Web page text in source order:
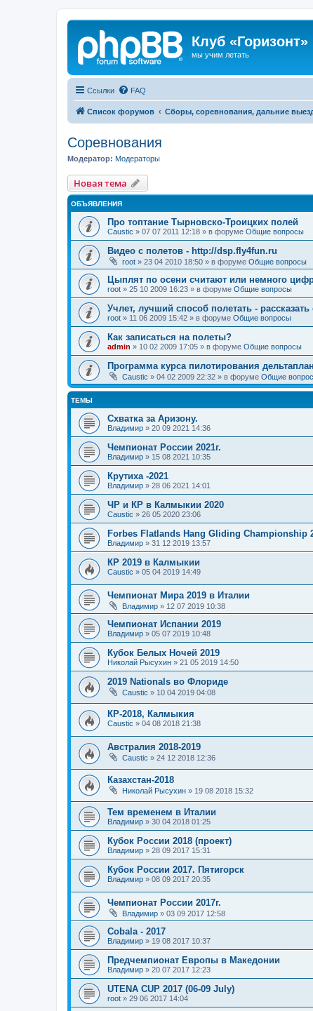
Клуб «Горизонт»
мы учим летать
Ссылки FAQ
Список форумов Сборы, соревнования, дальние
Соревнования
Модератор: Модераторы
Новая тема
ОБЪЯВЛЕНИЯ
Про топтание Тырновско-Троицких полей
Caustic » 07 07 2011 12:18 » в форуме Общие вопросы
Видео с полетов - http://dsp.fly4fun.ru
root » 23 04 2010 18:50 » в форуме Общие вопросы
Цыплят по осени считают или немного
root » 25 10 2009 16:23 » в форуме Общие вопросы
Учлет, лучший способ полетать -
root » 11 06 2009 15:42 » в форуме Общие вопросы
Как записаться на полеты?
admin » 10 02 2009 17:05 » в форуме Общие вопросы
Программа курса пилотирования
Caustic » 04 02 2009 22:32 » в форуме Общие
ТЕМЫ
Схватка за Аризону.
Владимир » 20 09 2021 14:36
Чемпионат России 2021г.
Владимир » 15 08 2021 10:35
Крутиха -2021
Владимир » 28 06 2021 14:01
ЧР и КР в Калмыкии 2020
Caustic » 26 05 2020 23:06
Forbes Flatlands Hang Gliding Championship
Владимир » 31 12 2019 13:57
КР 2019 в Калмыкии
Caustic » 05 04 2019 14:49
Чемпионат Мира 2019 в Италии
Владимир » 12 07 2019 10:38
Чемпионат Испании 2019
Владимир » 05 07 2019 10:48
Кубок Белых Ночей 2019
Николай Рысухин » 21 05 2019 14:50
2019 Nationals во Флориде
Caustic » 10 04 2019 04:08
КР-2018, Калмыкия
Caustic » 04 08 2018 21:38
Австралия 2018-2019
Caustic » 24 12 2018 12:36
Казахстан-2018
Николай Рысухин » 19 08 2018 15:32
Тем временем в Италии
Владимир » 30 04 2018 01:25
Кубок России 2018 (проект)
Владимир » 28 09 2017 15:31
Кубок России 2017. Пятигорск
Владимир » 08 09 2017 20:35
Чемпионат России 2017г.
Владимир » 03 09 2017 12:58
Cobala - 2017
Владимир » 19 08 2017 10:37
Предчемпионат Европы в Македонии
Владимир » 20 07 2017 12:23
UTENA CUP 2017 (06-09 July)
root » 29 06 2017 14:04